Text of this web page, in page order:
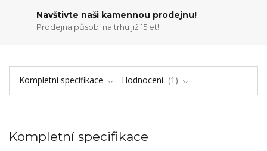
Navštivte naši kamennou prodejnu!
Prodejna působí na trhu již 15let!
Kompletní specifikace Hodnocení 1
Kompletní specifikace